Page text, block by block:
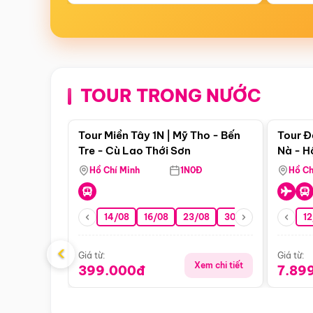
TOUR TRONG NƯỚC
Điểm nổi bật
Tour Miền Tây 1N | Mỹ Tho - Bến
Tre - Cù Lao Thới Sơn
Hồ Chí Minh 1N0Đ
14/08 16/08 23/08 30/08 06/09
Giá từ:
399.000đ Xem chi tiết
Tour
Nà -
Nha
Hồ
Giá từ:
‹